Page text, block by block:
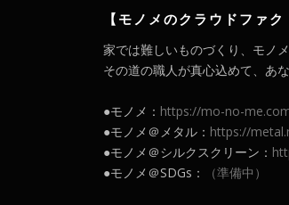
【モノメのクラウドファ
家では難しいものづくり、モノ
その道の職人が真心込めて、あ
●モノメ： https://mo-no-
●モノメ＠メタル： https://
●モノメ＠シルクスクリーン：
●モノメ＠SDGs：
（準備中）